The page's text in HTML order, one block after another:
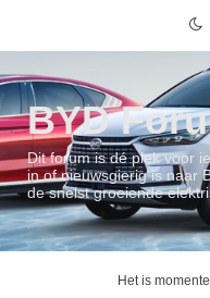
BYD
Dit forum is dé plek voor
in of nieuwsgierig is naar
de snelst groeiende
Het is